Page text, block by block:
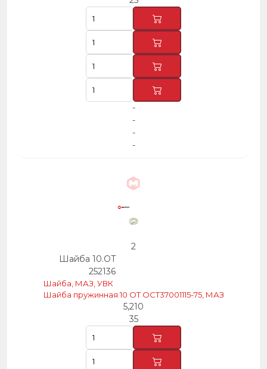
-
-
-
-
2
Шайба 10.ОТ
252136
Шайба, МАЗ, УВК
Шайба пружинная 10 ОТ ОСТ37001115-75, МАЗ
5,210
35